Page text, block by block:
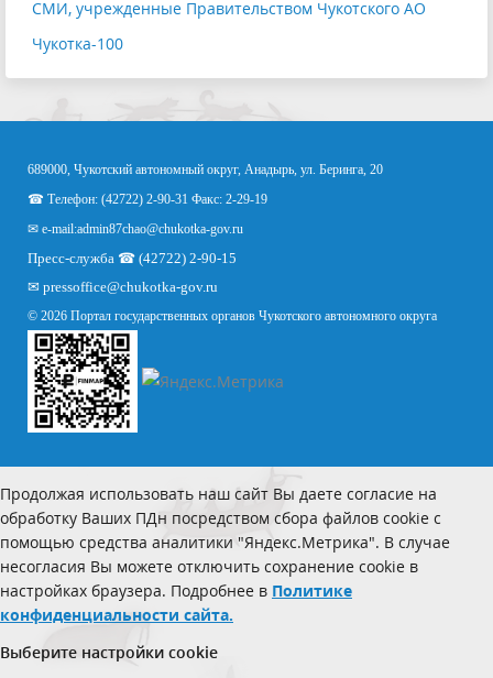
СМИ, учрежденные Правительством Чукотского АО
Чукотка-100
689000, Чукотский автономный округ, Анадырь, ул. Беринга, 20
☎ Телефон: (42722) 2-90-31 Факс: 2-29-19
✉ e-mail:admin87chao@chukotka-gov.ru
Пресс-служба ☎ (42722) 2-90-15
✉ pressoffice@chukotka-gov.ru
© 2026 Портал государственных органов Чукотского автономного округа
Продолжая использовать наш сайт Вы даете согласие на
обработку Ваших ПДн посредством сбора файлов cookie с
помощью средства аналитики "Яндекс.Метрика". В случае
несогласия Вы можете отключить сохранение cookie в
настройках браузера. Подробнее в Политике
конфиденциальности сайта.
Выберите настройки cookie